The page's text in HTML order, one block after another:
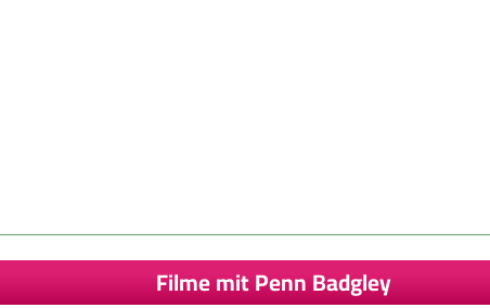
Filme mit Penn Badgley